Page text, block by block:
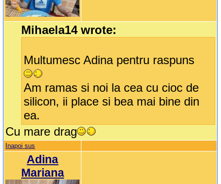
Mihaela14 wrote:
Multumesc Adina pentru raspuns
Am ramas si noi la cea cu cioc de
silicon, ii place si bea mai bine din
ea.
Cu mare drag
Inapoi sus
Adina
Mariana